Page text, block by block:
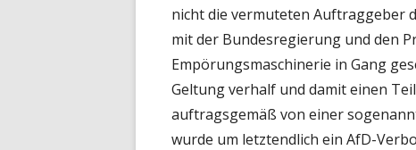
nicht die vermuteten Auftraggeber
mit der Bundesregierung und den
Empörungsmaschinerie in Gang
Geltung verhalf und damit einen
auftragsgemäß von einer
wurde um letztendlich ein AfD-